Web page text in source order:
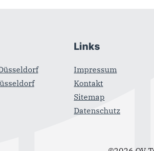
Links
Impressum
Kontakt
Sitemap
Datenschutz